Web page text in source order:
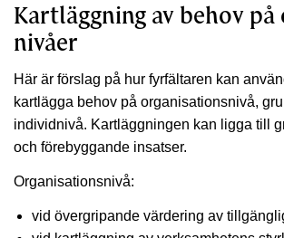
Kartläggning av behov på
nivåer
Här är förslag på hur fyrfältaren kan
kartlägga behov på organisationsnivå,
individnivå. Kartläggningen kan ligga till
och förebyggande insatser.
Organisationsnivå:
vid övergripande värdering av